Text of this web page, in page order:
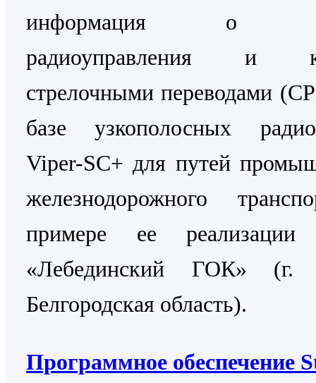
информация о
радиоуправления и
стрелочными переводами
базе узкополосных
Viper-SC+ для путей
железнодорожного
примере ее
«Лебединский ГОК» (г.
Белгородская область).
Программное обеспечение